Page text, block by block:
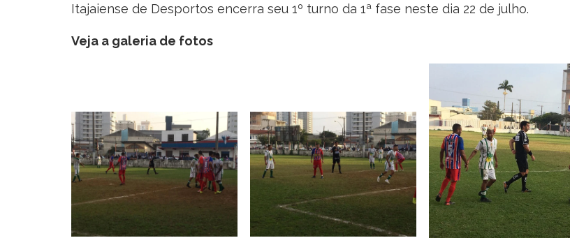
Itajaiense de Desportos encerra seu 1º turno da 1ª fase neste dia 22 de julho.
Veja a galeria de fotos